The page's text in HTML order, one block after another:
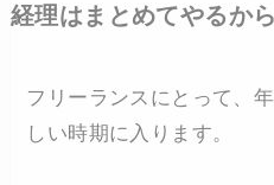
経理はまとめてやるか
フリーランスにとって、
しい時期に入ります。